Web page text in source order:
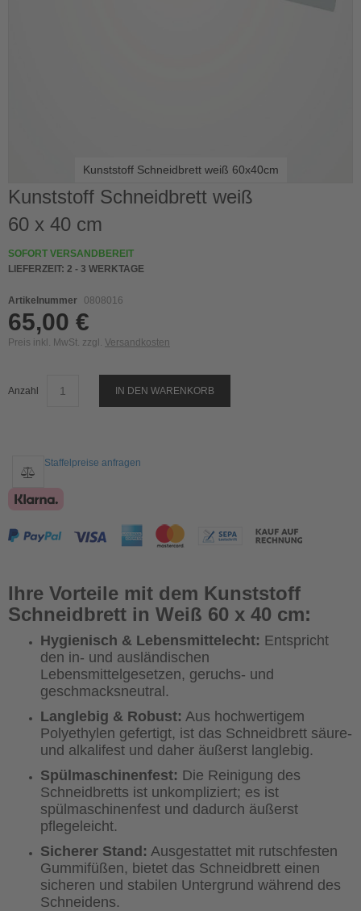
Kunststoff Schneidbrett weiß
60 x 40 cm
SOFORT VERSANDBEREIT
LIEFERZEIT: 2 - 3 WERKTAGE
Artikelnummer 0808016
65,00 €
Preis inkl. MwSt. zzgl. Versandkosten
Anzahl IN DEN WARENKORB
Staffelpreise anfragen
Ihre Vorteile mit dem Kunststoff
Schneidbrett in Weiß 60 x 40 cm:
Hygienisch & Lebensmittelecht: Entspricht
den in- und ausländischen
Lebensmittelgesetzen, geruchs- und
geschmacksneutral.
Langlebig & Robust: Aus hochwertigem
Polyethylen gefertigt, ist das Schneidbrett säure-
und alkalifest und daher äußerst langlebig.
Spülmaschinenfest: Die Reinigung des
Schneidbretts ist unkompliziert; es ist
spülmaschinenfest und dadurch äußerst
pflegeleicht.
Sicherer Stand: Ausgestattet mit rutschfesten
Gummifüßen, bietet das Schneidbrett einen
sicheren und stabilen Untergrund während des
Schneidens.
Kunststoff Schneidbrett weiß 60x40cm
Skip
to
the
of
the
gallery